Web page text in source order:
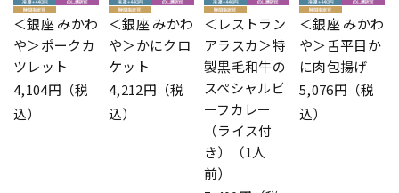
＜銀座 みかわ
や＞ポークカ
ツレット
4,104円（税
込）
＜銀座 みかわ
や＞かにクロ
ケット
4,212円（税
込）
＜レストラン
アラスカ＞特
製黒毛和牛の
スペシャルビ
ーフカレー
（ライス付
き）（1人
前）
＜銀座 みかわ
や＞舌平目か
に肉包揚げ
5,076円（税
込）